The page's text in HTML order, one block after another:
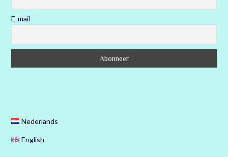
E-mail
Nederlands
English